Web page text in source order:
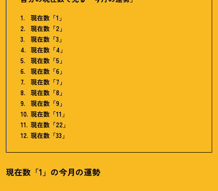
現在数「1」
現在数「2」
現在数「3」
現在数「4」
現在数「5」
現在数「6」
現在数「7」
現在数「8」
現在数「9」
現在数「11」
現在数「22」
現在数「33」
現在数「1」の今月の運勢